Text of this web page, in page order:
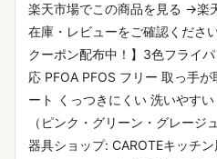
楽天市場でこの商品を見る →楽
在庫・レビューをご確認くださ
クーポン配布中！】3色フライ
応 PFOA PFOS フリー 取っ手
ート くっつきにくい 洗いやす
（ピンク・グリーン・グレージ
器具ショップ: CAROTEキッチ